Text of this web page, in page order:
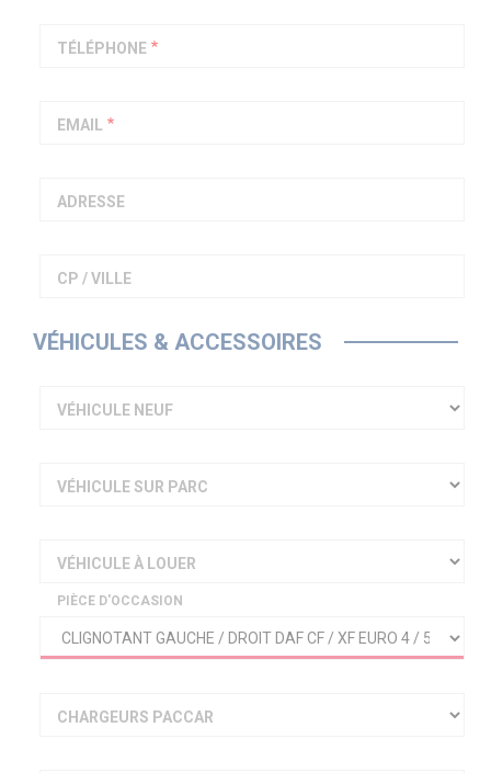
TÉLÉPHONE
EMAIL
ADRESSE
CP / VILLE
VÉHICULES & ACCESSOIRES
VÉHICULE NEUF
VÉHICULE SUR PARC
VÉHICULE À LOUER
PIÈCE D'OCCASION
CHARGEURS PACCAR